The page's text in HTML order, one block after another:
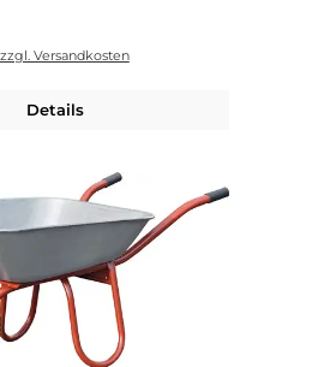
Versandkosten
Details